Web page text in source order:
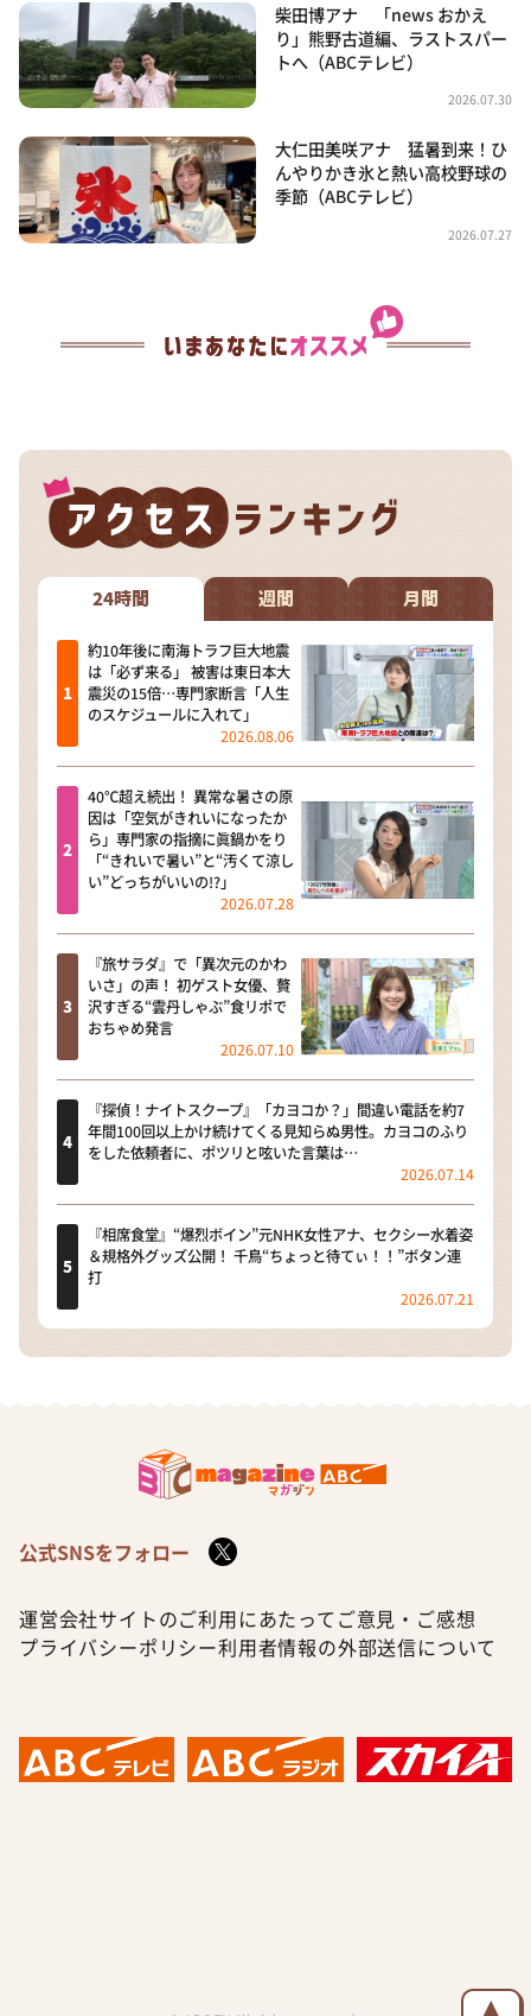
柴田博アナ 「news おかえ
り」熊野古道編、ラストスパー
トへ（ABCテレビ）
2026.07.30
大仁田美咲アナ 猛暑到来！ひ
んやりかき氷と熱い高校野球の
季節（ABCテレビ）
2026.07.27
24時間 週間 月間
約10年後に南海トラフ巨大地震
は「必ず来る」 被害は東日本大
震災の15倍…専門家断言「人生
のスケジュールに入れて」
2026.08.06
40℃超え続出！ 異常な暑さの原
因は「空気がきれいになったか
ら」専門家の指摘に眞鍋かをり
「“きれいで暑い”と“汚くて涼し
い”どっちがいいの!?」
2026.07.28
『旅サラダ』で「異次元のかわ
いさ」の声！ 初ゲスト女優、贅
沢すぎる“雲丹しゃぶ”食リポで
おちゃめ発言
2026.07.10
『探偵！ナイトスクープ』「カヨコか？」間違い電話を約7
年間100回以上かけ続けてくる見知らぬ男性。カヨコのふり
をした依頼者に、ポツリと呟いた言葉は…
2026.07.14
『相席食堂』“爆烈ボイン”元NHK女性アナ、セクシー水着姿
＆規格外グッズ公開！ 千鳥“ちょっと待てぃ！！”ボタン連
打
2026.07.21
公式SNSをフォロー
運営会社サイトのご利用にあたって ご意見・ご感想
プライバシーポリシー利用者情報の外部送信について